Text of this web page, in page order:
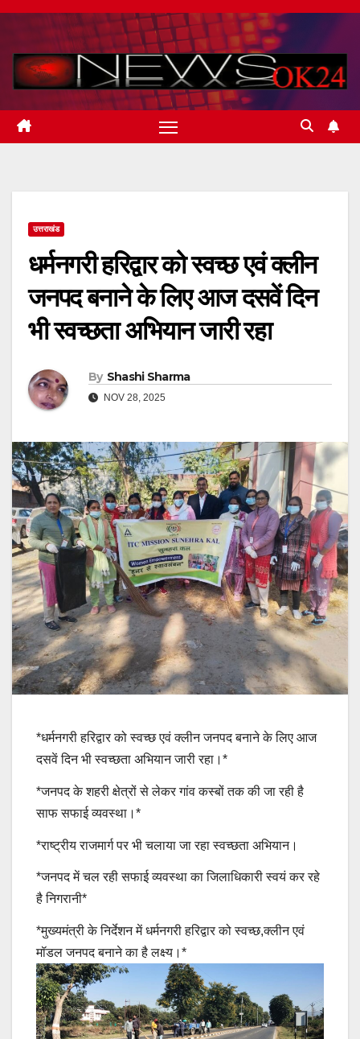
Skip
content
उत्तराखंड
धर्मनगरी हरिद्वार को स्वच्छ एवं क्लीन
जनपद बनाने के लिए आज दसवें दिन
भी स्वच्छता अभियान जारी रहा
By Shashi Sharma
NOV 28, 2025
*धर्मनगरी हरिद्वार को स्वच्छ एवं क्लीन जनपद बनाने के लिए आज
दसवें दिन भी स्वच्छता अभियान जारी रहा।*
*जनपद के शहरी क्षेत्रों से लेकर गांव कस्बों तक की जा रही है
साफ सफाई व्यवस्था।*
*राष्ट्रीय राजमार्ग पर भी चलाया जा रहा स्वच्छता अभियान।
*जनपद में चल रही सफाई व्यवस्था का जिलाधिकारी स्वयं कर रहे
है निगरानी*
*मुख्यमंत्री के निर्देशन में धर्मनगरी हरिद्वार को स्वच्छ,क्लीन एवं
मॉडल जनपद बनाने का है लक्ष्य।*